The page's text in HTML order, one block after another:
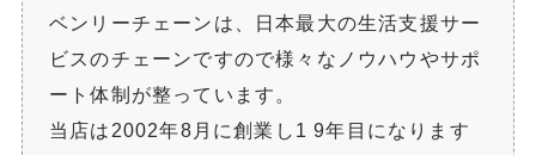
ベンリーチェーンは、日本最大の生活支援サー
ビスのチェーンですので様々なノウハウやサポ
ート体制が整っています。
当店は2002年8月に創業し1 9年目になります